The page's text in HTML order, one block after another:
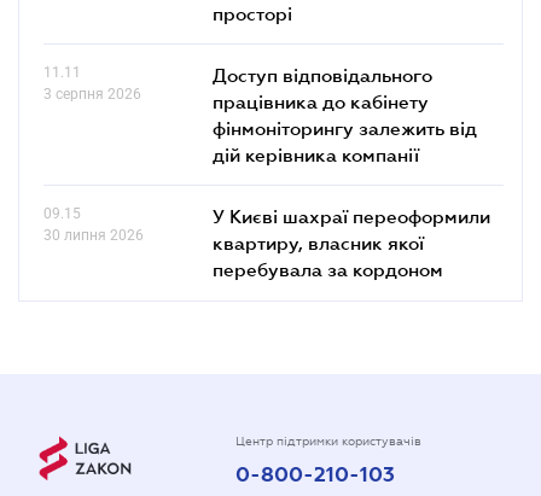
просторі
11.11
3 серпня 2026
Доступ відповідального
працівника до кабінету
фінмоніторингу залежить від
дій керівника компанії
09.15
30 липня 2026
У Києві шахраї переоформили
квартиру, власник якої
перебувала за кордоном
Центр підтримки користувачів
0-800-210-103